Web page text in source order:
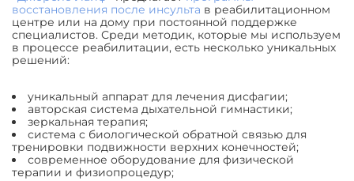
восстановления после инсульта в реабилитационном
центре или на дому при постоянной поддержке
специалистов. Среди методик, которые мы используем
в процессе реабилитации, есть несколько уникальных
решений:
уникальный аппарат для лечения дисфагии;
авторская система дыхательной гимнастики;
зеркальная терапия;
система с биологической обратной связью для
тренировки подвижности верхних конечностей;
современное оборудование для физической
терапии и физиопроцедур;